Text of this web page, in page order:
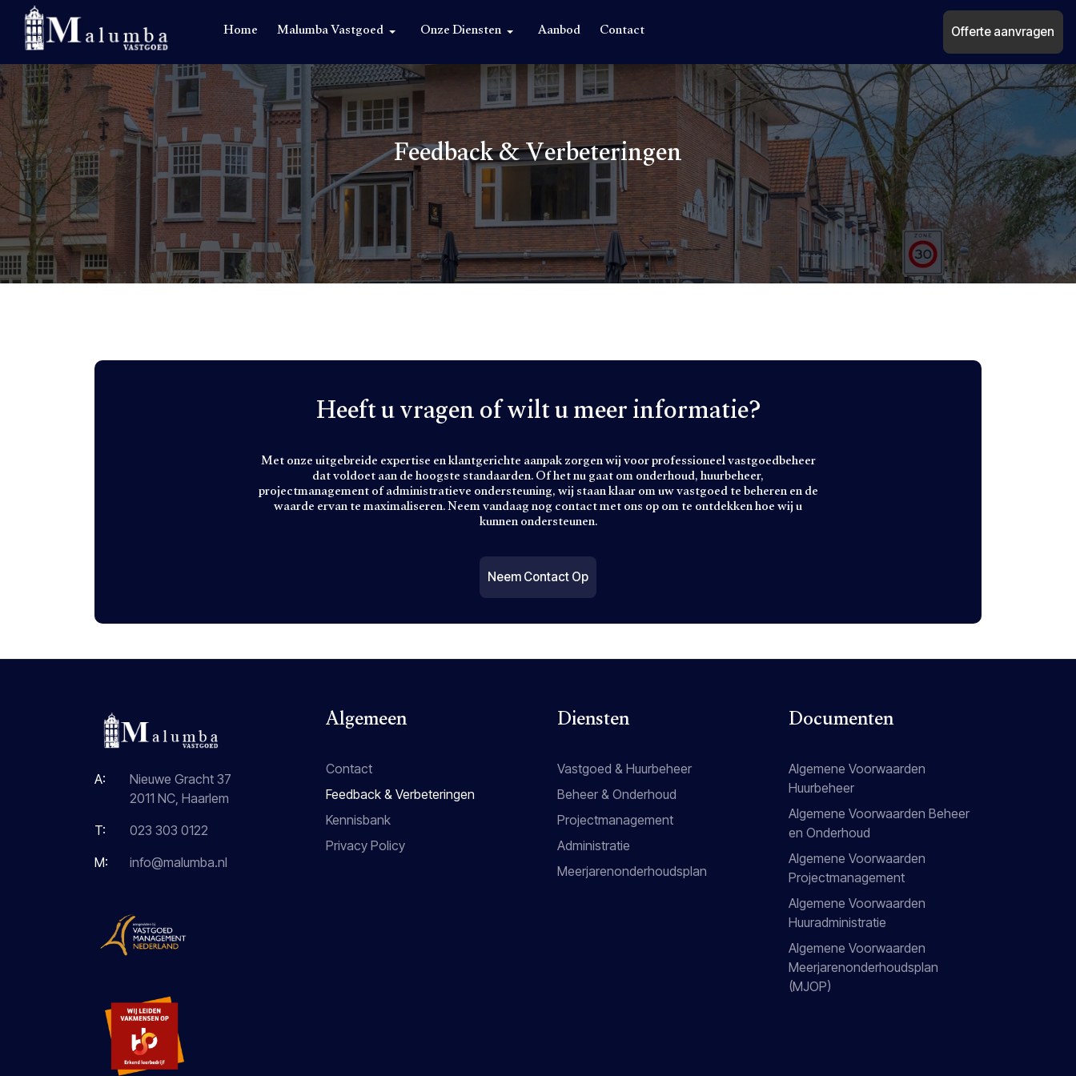
Home Malumba Vastgoed Onze Diensten Aanbod Contact Offerte aanvragen
Feedback & Verbeteringen
Heeft u vragen of wilt u meer informatie?
Met onze uitgebreide expertise en klantgerichte aanpak zorgen wij voor professioneel vastgoedbeheer
dat voldoet aan de hoogste standaarden. Of het nu gaat om onderhoud, huurbeheer,
projectmanagement of administratieve ondersteuning, wij staan klaar om uw vastgoed te beheren en de
waarde ervan te maximaliseren. Neem vandaag nog contact met ons op om te ontdekken hoe wij u
kunnen ondersteunen.
Neem Contact Op
A:
Nieuwe Gracht 37
2011 NC, Haarlem
T:
023 303 0122
M:
info@malumba.nl
Algemeen
Contact
Feedback & Verbeteringen
Kennisbank
Privacy Policy
Diensten
Vastgoed & Huurbeheer
Beheer & Onderhoud
Projectmanagement
Administratie
Meerjarenonderhoudsplan
Documenten
Algemene Voorwaarden
Huurbeheer
Algemene Voorwaarden Beheer
en Onderhoud
Algemene Voorwaarden
Projectmanagement
Algemene Voorwaarden
Huuradministratie
Algemene Voorwaarden
Meerjarenonderhoudsplan
(MJOP)